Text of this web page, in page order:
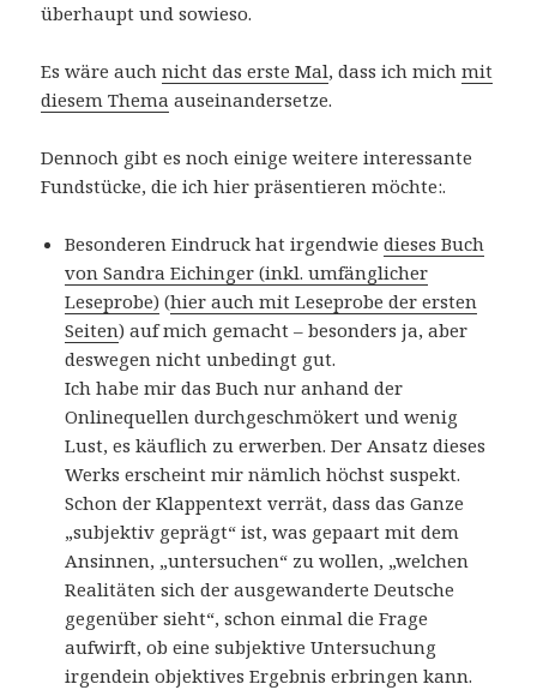
überhaupt und sowieso.
Es wäre auchnicht das erste Mal, dass ich michmit
diesem Thema auseinandersetze.
Dennoch gibt es noch einige weitere interessante
Fundstücke, die ich hier präsentieren möchte:.
Besonderen Eindruck hat irgendwiedieses Buch
von Sandra Eichinger (inkl. umfänglicher
Leseprobe) (hier auch mit Leseprobe der ersten
Seiten) auf mich gemacht – besonders ja, aber
deswegen nicht unbedingt gut.
Ich habe mir das Buch nur anhand der
Onlinequellen durchgeschmökert und wenig
Lust, es käuflich zu erwerben. Der Ansatz dieses
Werks erscheint mir nämlich höchst suspekt.
Schon der Klappentext verrät, dass das Ganze
„subjektiv geprägt“ ist, was gepaart mit dem
Ansinnen, „untersuchen“ zu wollen, „welchen
Realitäten sich der ausgewanderte Deutsche
gegenüber sieht“, schon einmal die Frage
aufwirft, ob eine subjektive Untersuchung
irgendein objektives Ergebnis erbringen kann.